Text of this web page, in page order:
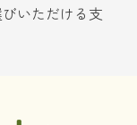
いただける支